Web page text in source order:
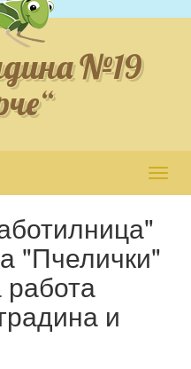
№19
"Пчелички"
и